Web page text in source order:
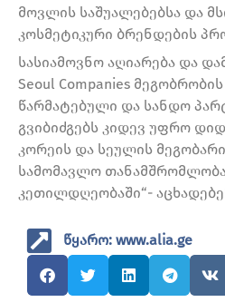
მოვლის საშუალებებსა და
კოსმეტიკური ბრენდების
სასიამოვნო აღიარება და
Seoul Companies
წარმატებული და სანდო
გვიბიძგებს კიდევ უფრო
კორეის და სეულის
სამომავლო
კეთილდღეობაში“-
წყარო: www.alia.ge